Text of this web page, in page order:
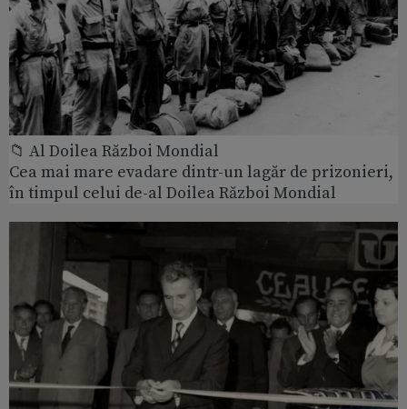
📁 Al Doilea Război Mondial
Cea mai mare evadare dintr-un lagăr de prizonieri,
în timpul celui de-al Doilea Război Mondial